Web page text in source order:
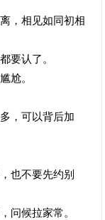
，相见如同初相
要认了。
尬。
，可以背后加
也不要先约别
问候拉家常。